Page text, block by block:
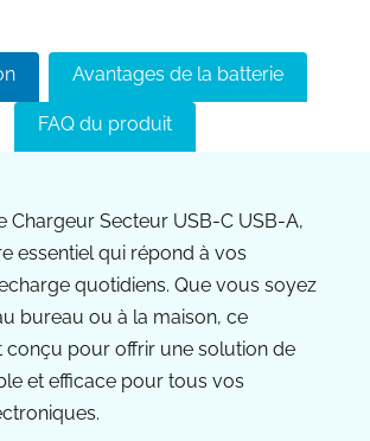
Avantages de la batterie
FAQ du produit
Chargeur Secteur USB-C USB-A,
essentiel qui répond à vos
quotidiens. Que vous soyez
bureau ou à la maison, ce
conçu pour offrir une solution de
et efficace pour tous vos